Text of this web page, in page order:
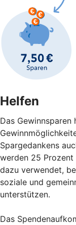
Helfen
Das
Spargedankens
werden 25
dazu verwendet,
soziale und
unterstützen.
Das